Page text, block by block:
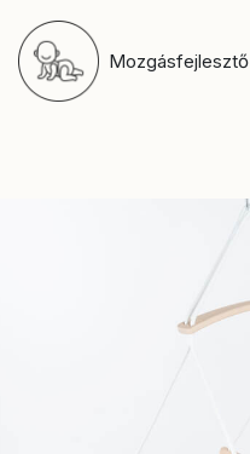
Mozgásfejlesztő